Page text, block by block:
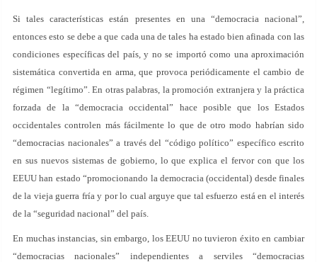
Si tales características están presentes en una “democracia nacional”,
entonces esto se debe a que cada una de tales ha estado bien afinada con las
condiciones específicas del país, y no se importó como una aproximación
sistemática convertida en arma, que provoca periódicamente el cambio de
régimen “legítimo”. En otras palabras, la promoción extranjera y la práctica
forzada de la “democracia occidental” hace posible que los Estados
occidentales controlen más fácilmente lo que de otro modo habrían sido
“democracias nacionales” a través del “código político” específico escrito
en sus nuevos sistemas de gobierno, lo que explica el fervor con que los
EEUU han estado “promocionando la democracia (occidental) desde finales
de la vieja guerra fría y por lo cual arguye que tal esfuerzo está en el interés
de la “seguridad nacional” del país.
En muchas instancias, sin embargo, los EEUU no tuvieron éxito en cambiar
“democracias nacionales” independientes a serviles “democracias